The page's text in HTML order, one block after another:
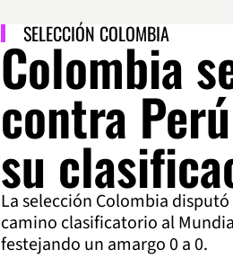
SELECCIÓN COLOMBIA
Colombia
contra
su
La selección Colombia
camino clasificatorio al
festejando un amargo 0 a 0.